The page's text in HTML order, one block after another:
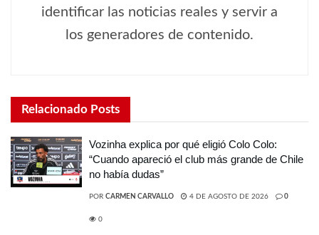
identificar las noticias reales y servir a
los generadores de contenido.
Relacionado Posts
Vozinha explica por qué eligió Colo Colo:
“Cuando apareció el club más grande de Chile
no había dudas”
POR CARMEN CARVALLO 4 DE AGOSTO DE 2026 0
0